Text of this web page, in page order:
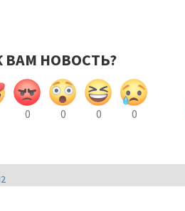
ВАМ НОВОСТЬ?
0 0 0 0